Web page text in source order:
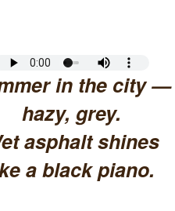
in the city —
hazy, grey.
asphalt shines
a black piano.